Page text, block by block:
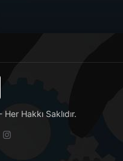
Hakkı Saklıdır.